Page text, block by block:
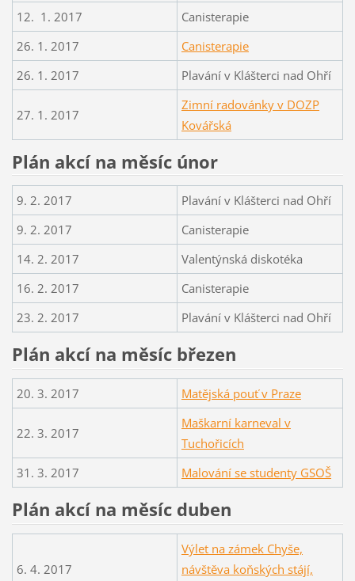
12. 1. 2017
Canisterapie
26. 1. 2017
Canisterapie
26. 1. 2017
Plavání v Klášterci nad Ohří
27. 1. 2017
Zimní radovánky v DOZP
Kovářská
Plán akcí na měsíc únor
9. 2. 2017
Plavání v Klášterci nad Ohří
9. 2. 2017
Canisterapie
14. 2. 2017
Valentýnská diskotéka
16. 2. 2017
Canisterapie
23. 2. 2017
Plavání v Klášterci nad Ohří
Plán akcí na měsíc březen
20. 3. 2017 Matějská pouť v Praze
22. 3. 2017
Maškarní karneval v
Tuchořicích
31. 3. 2017
Malování se studenty GSOŠ
Plán akcí na měsíc duben
6. 4. 2017
Výlet na zámek Chyše,
návštěva koňských stájí,